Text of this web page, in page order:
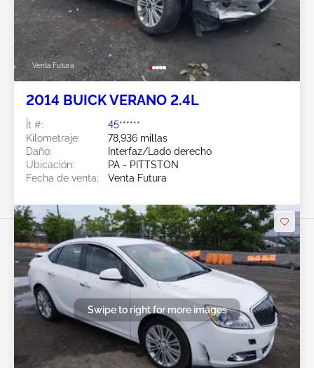
Venta Futura
2014 BUICK VERANO 2.4L
Ít #:
45******
Kilometraje:
78,936 millas
Daño:
Interfaz/Lado derecho
Ubicación:
PA - PITTSTON
Fecha de venta:
Venta Futura
Swipe to right for more images